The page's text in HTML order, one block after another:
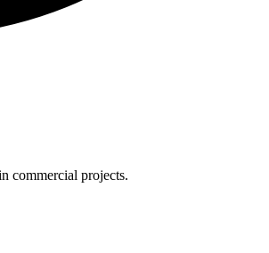
commercial projects.